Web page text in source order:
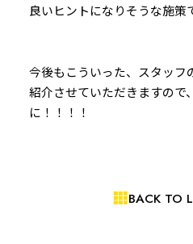
良いヒントになりそうな施
今後もこういった、スタッフ
紹介させていただきますので
に！！！！
BACK TO